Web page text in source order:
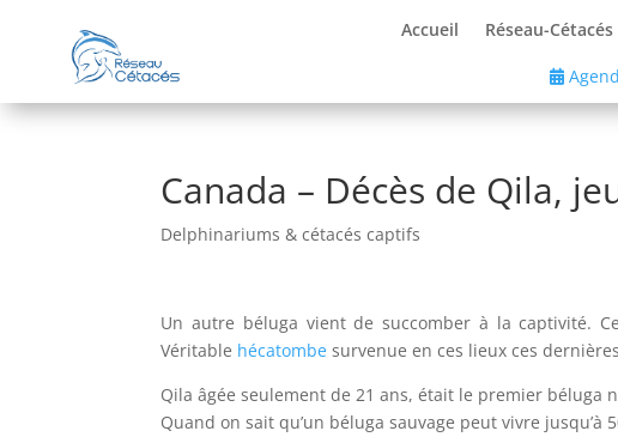
Accueil Réseau-Cétacés
Canada – Décès de Qila,
Delphinariums & cétacés captifs
Un autre béluga vient de succomber à la captivité.
Véritable hécatombe survenue en ces lieux ces
Qila âgée seulement de 21 ans, était le premier béluga
Quand on sait qu’un béluga sauvage peut vivre